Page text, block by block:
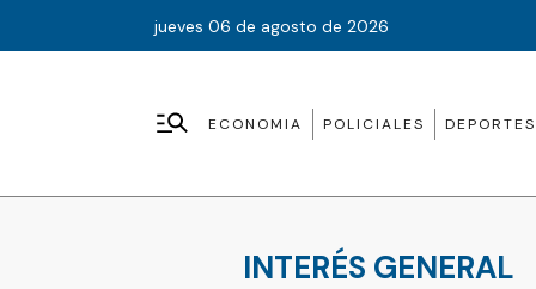
jueves 06 de agosto de 2026
ECONOMIA POLICIALES DEPORTES
INTERÉS GENERAL